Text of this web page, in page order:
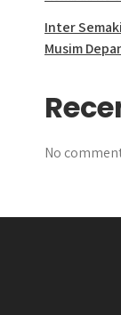
Inter
Musim
No